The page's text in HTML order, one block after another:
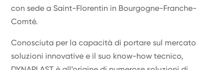
con sede a Saint-Florentin in Bourgogne-Franche-
Comté.
Conosciuta per la capacità di portare sul mercato
soluzioni innovative e il suo know-how tecnico,